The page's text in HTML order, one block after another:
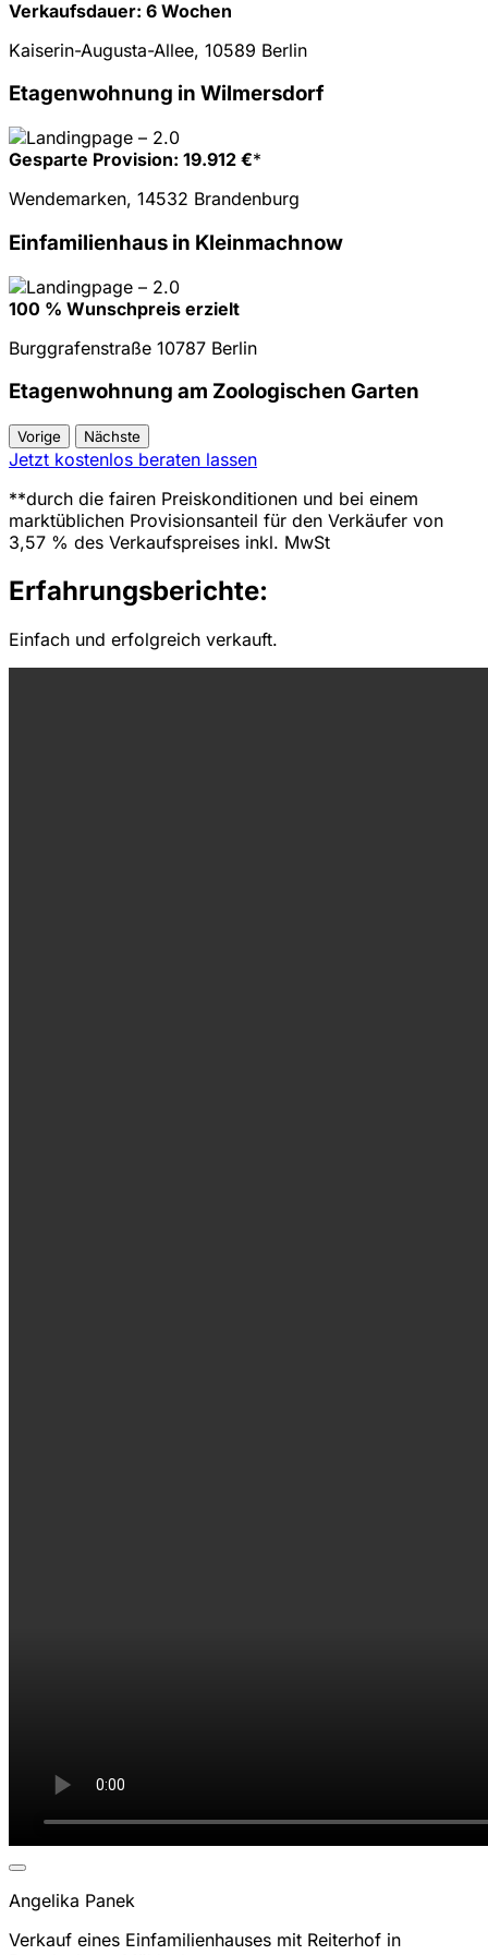
Verkaufsdauer: 6 Wochen
Kaiserin-Augusta-Allee, 10589 Berlin
Etagenwohnung in Wilmersdorf
Gesparte Provision: 19.912 €*
Wendemarken, 14532 Brandenburg
Einfamilienhaus in Kleinmachnow
100 % Wunschpreis erzielt
Burggrafenstraße 10787 Berlin
Etagenwohnung am Zoologischen Garten
Vorige Nächste
Jetzt kostenlos beraten lassen
**durch die fairen Preiskonditionen und bei einem
marktüblichen Provisionsanteil für den Verkäufer von
3,57 % des Verkaufspreises inkl. MwSt
Erfahrungsberichte:
Einfach und erfolgreich verkauft.
Angelika Panek
Verkauf eines Einfamilienhauses mit Reiterhof in